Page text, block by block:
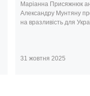
Маріанна Присяжнюк
Александру Мунтяну
на вразливість для
31 жовтня 2025